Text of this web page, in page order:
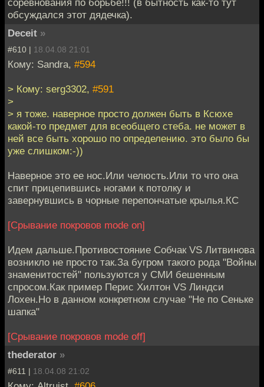
обсуждался этот дядечка).
Deceit »
#610 | 18.04.08 21:01
Кому: Sandra, #594
> Кому: serg3302, #591
>
> я тоже. наверное просто должен быть в Ксюхе
какой-то предмет для всеобщего стеба. не может в
ней все быть хорошо по определению. это было бы
уже слишком:-))
Наверное это ее нос.Или челюсть.Или то что она
спит прицепившись ногами к потолку и
завернувшись в чорные перепончатые крылья.КС
[Срывание покровов mode on]
Идем дальше.Противостояние Собчак VS Литвинова
возникло не просто так.За бугром такого рода "Войны
знаменитостей" пользуются у СМИ бешенным
спросом.Как пример Перис Хилтон VS Линдси
Лохен.Но в данном конкретном случае "Не по Сеньке
шапка"
[Срывание покровов mode off]
thederator »
#611 | 18.04.08 21:02